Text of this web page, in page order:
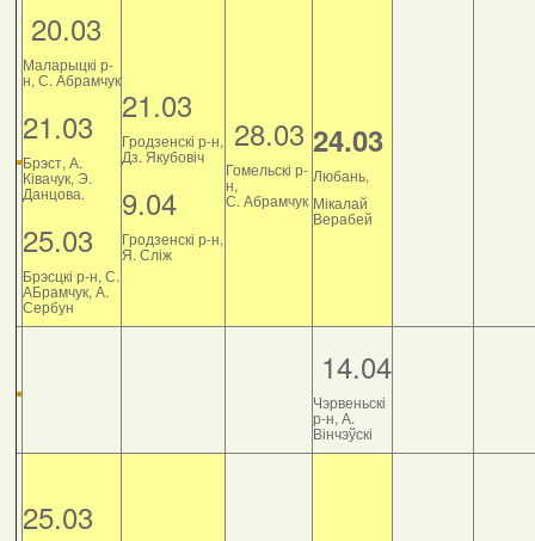
20.03
Маларыцкі р-
н, С. Абрамчук
21.03
Брэст, А.
Ківачук, Э.
Данцова.
25.03
Брэсцкі р-н, С.
АБрамчук, А.
Сербун
21.03
Гродзенскі р-н,
Дз. Якубовіч
9.04
Гродзенскі р-н,
Я. Сліж
28.03
Гомельскі р-
н,
С. Абрамчук
24.03
Любань,
Мікалай
Верабей
14.04
Чэрвеньскі
р-н, А.
Вінчэўскі
25.03